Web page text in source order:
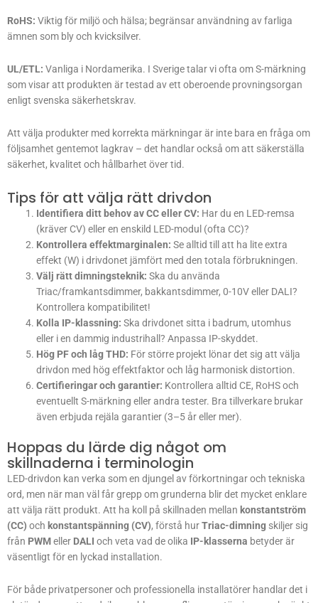
RoHS: Viktig för miljö och hälsa; begränsar användning av farliga
ämnen som bly och kvicksilver.
UL/ETL: Vanliga i Nordamerika. I Sverige talar vi ofta om S-märkning
som visar att produkten är testad av ett oberoende provningsorgan
enligt svenska säkerhetskrav.
Att välja produkter med korrekta märkningar är inte bara en fråga om
följsamhet gentemot lagkrav – det handlar också om att säkerställa
säkerhet, kvalitet och hållbarhet över tid.
Tips för att välja rätt drivdon
Identifiera ditt behov av CC eller CV: Har du en LED-remsa
(kräver CV) eller en enskild LED-modul (ofta CC)?
Kontrollera effektmarginalen: Se alltid till att ha lite extra
effekt (W) i drivdonet jämfört med den totala förbrukningen.
Välj rätt dimningsteknik: Ska du använda
Triac/framkantsdimmer, bakkantsdimmer, 0-10V eller DALI?
Kontrollera kompatibilitet!
Kolla IP-klassning: Ska drivdonet sitta i badrum, utomhus
eller i en dammig industrihall? Anpassa IP-skyddet.
Hög PF och låg THD: För större projekt lönar det sig att välja
drivdon med hög effektfaktor och låg harmonisk distortion.
Certifieringar och garantier: Kontrollera alltid CE, RoHS och
eventuellt S-märkning eller andra tester. Bra tillverkare brukar
även erbjuda rejäla garantier (3–5 år eller mer).
Hoppas du lärde dig något om
skillnaderna i terminologin
LED-drivdon kan verka som en djungel av förkortningar och tekniska
ord, men när man väl får grepp om grunderna blir det mycket enklare
att välja rätt produkt. Att ha koll på skillnaden mellan konstantström
(CC) och konstantspänning (CV), förstå hurTriac-dimning skiljer sig
från PWMeller DALI och veta vad de olika IP-klasserna betyder är
väsentligt för en lyckad installation.
För både privatpersoner och professionella installatörer handlar det i